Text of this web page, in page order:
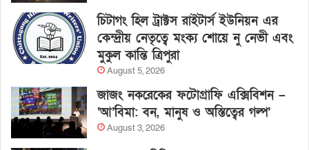
চিটাগং হিল ট্রাক্টস রাইটার্স ইউনিয়ন এর
কেন্দ্রীয় নেতৃত্বে মংক্য শোয়ে নু নেভী এবং
মুকুল কান্তি ত্রিপুরা
August 5, 2026
জাজং নকরেকের ফটোগ্রাফি এক্সিবিশন –
‘আ’বিমা: বন, মানুষ ও অস্তিত্বের গল্প’
August 3, 2026